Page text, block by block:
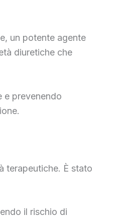
un potente agente
diuretiche che
e prevenendo
terapeutiche. È stato
il rischio di